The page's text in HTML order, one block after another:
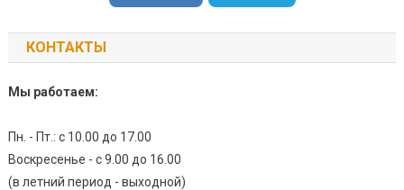
КОНТАКТЫ
Мы работаем:
Пн. - Пт.: с 10.00 до 17.00
Воскресенье - с 9.00 до 16.00
(в летний период - выходной)